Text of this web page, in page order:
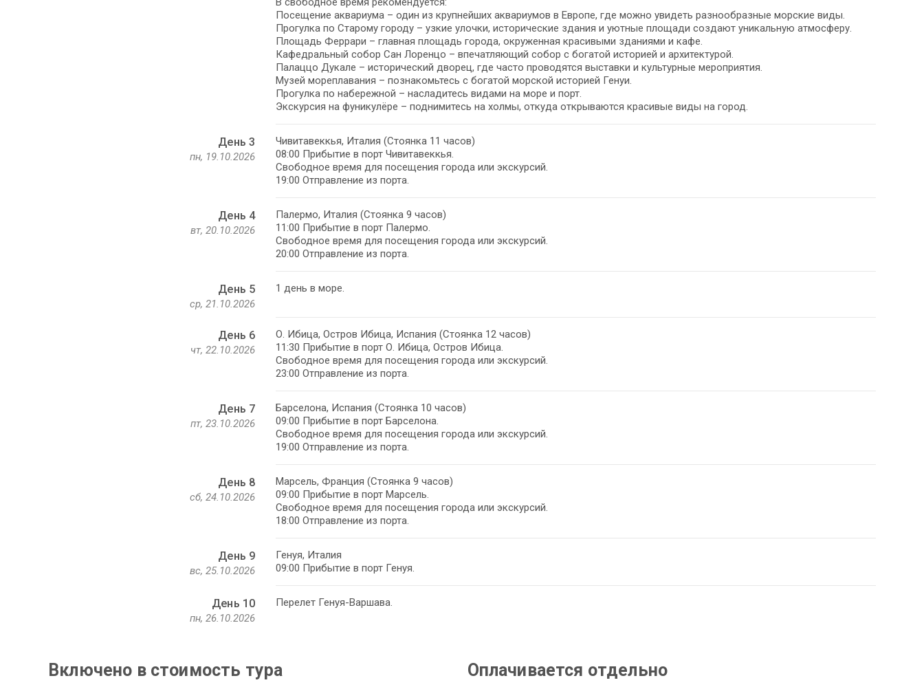
Посещение аквариума – один из крупнейших аквариумов в Европе, где можно увидеть разнообразные морские виды.
Прогулка по Старому городу – узкие улочки, исторические здания и уютные площади создают уникальную атмосферу.
Площадь Феррари – главная площадь города, окруженная красивыми зданиями и кафе.
Кафедральный собор Сан Лоренцо – впечатляющий собор с богатой историей и архитектурой.
Палаццо Дукале – исторический дворец, где часто проводятся выставки и культурные мероприятия.
Музей мореплавания – познакомьтесь с богатой морской историей Генуи.
Прогулка по набережной – насладитесь видами на море и порт.
Экскурсия на фуникулёре – поднимитесь на холмы, откуда открываются красивые виды на город.
День 3
пн, 19.10.2026
Чивитавеккья, Италия (Стоянка 11 часов)
08:00 Прибытие в порт Чивитавеккья.
Свободное время для посещения города или экскурсий.
19:00 Отправление из порта.
День 4
вт, 20.10.2026
Палермо, Италия (Стоянка 9 часов)
11:00 Прибытие в порт Палермо.
Свободное время для посещения города или экскурсий.
20:00 Отправление из порта.
День 5
ср, 21.10.2026
1 день в море.
День 6
чт, 22.10.2026
О. Ибица, Остров Ибица, Испания (Стоянка 12 часов)
11:30 Прибытие в порт О. Ибица, Остров Ибица.
Свободное время для посещения города или экскурсий.
23:00 Отправление из порта.
День 7
пт, 23.10.2026
Барселона, Испания (Стоянка 10 часов)
09:00 Прибытие в порт Барселона.
Свободное время для посещения города или экскурсий.
19:00 Отправление из порта.
День 8
сб, 24.10.2026
Марсель, Франция (Стоянка 9 часов)
09:00 Прибытие в порт Марсель.
Свободное время для посещения города или экскурсий.
18:00 Отправление из порта.
День 9
вс, 25.10.2026
Генуя, Италия
09:00 Прибытие в порт Генуя.
День 10
пн, 26.10.2026
Перелет Генуя-Варшава.
Включено в стоимость тура Оплачивается отдельно